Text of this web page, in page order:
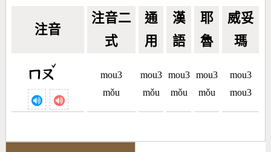
注音
注音二
式
通
用
漢
語
耶
魯
威妥
瑪
ㄇㄡ
ˇ
mou3
mǒu
mou3
mǒu
mou3
mǒu
mou3
mǒu
mou3
mou3